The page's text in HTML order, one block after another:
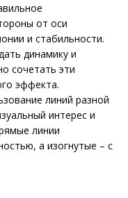
от оси
и стабильности.
динамику и
сочетать эти
эффекта.
линий разной
интерес и
линии
а изогнутые – с